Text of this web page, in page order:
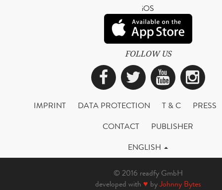
iOS
FOLLOW US
Facebook
Twitter
IMPRINT DATA PROTECTION T & C
PRESS
CONTACT
PUBLISHER
ENGLISH
© 2016 readfy GmbH
developed with ♥ byJohnny Bytes